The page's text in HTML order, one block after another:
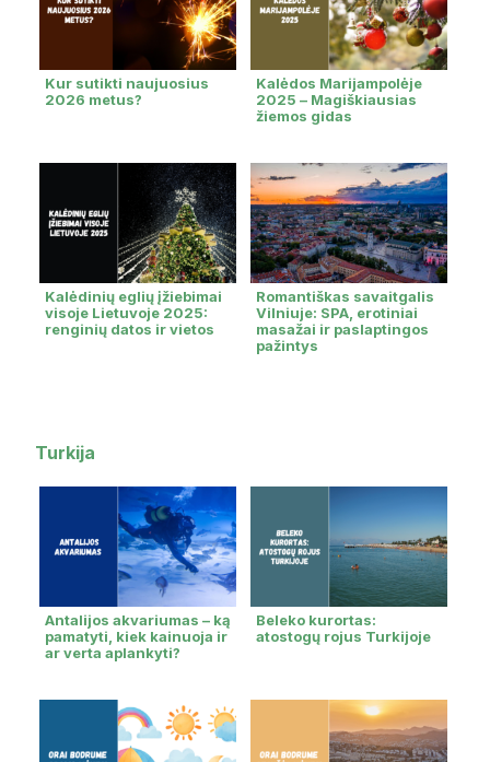
Kur sutikti naujuosius
2026 metus?
Kalėdos Marijampolėje
2025 – Magiškiausias
žiemos gidas
Kalėdinių eglių įžiebimai
visoje Lietuvoje 2025:
renginių datos ir vietos
Romantiškas savaitgalis
Vilniuje: SPA, erotiniai
masažai ir paslaptingos
pažintys
Turkija
Antalijos akvariumas – ką
pamatyti, kiek kainuoja ir
ar verta aplankyti?
Beleko kurortas:
atostogų rojus Turkijoje